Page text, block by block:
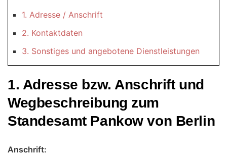
1. Adresse / Anschrift
2. Kontaktdaten
3. Sonstiges und angebotene Dienstleistungen
1. Adresse bzw. Anschrift und
Wegbeschreibung zum
Standesamt Pankow von Berlin
Anschrift: